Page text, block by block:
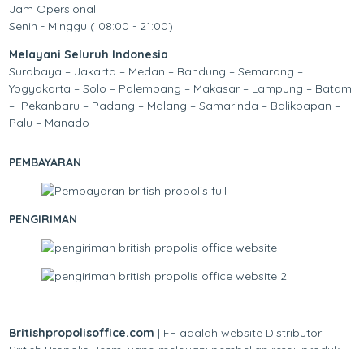
Jam Opersional:
Senin - Minggu ( 08:00 - 21:00)
Melayani Seluruh Indonesia
Surabaya – Jakarta – Medan – Bandung – Semarang –
Yogyakarta – Solo – Palembang – Makasar – Lampung – Batam
– Pekanbaru – Padang – Malang – Samarinda – Balikpapan –
Palu – Manado
PEMBAYARAN
PENGIRIMAN
Britishpropolisoffice.com | FF adalah website Distributor